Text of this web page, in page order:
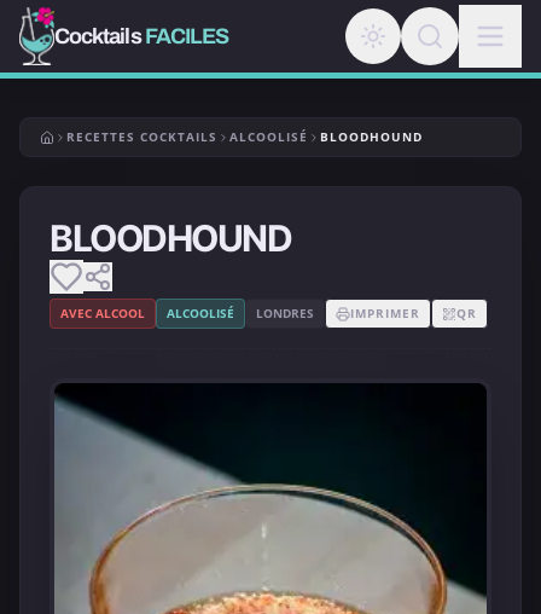
CocktailsFACILES
RECETTES COCKTAILS ALCOOLISÉ BLOODHOUND
BLOODHOUND
AVEC ALCOOL ALCOOLISÉ LONDRES IMPRIMER QR